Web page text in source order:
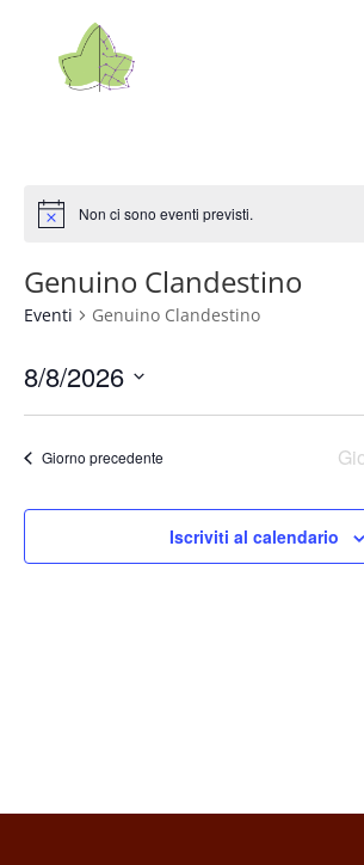
Non ci sono eventi previsti.
Genuino Clandestino
Eventi Genuino Clandestino
8/8/2026
data.Giorno precedente
Iscriviti al calendario